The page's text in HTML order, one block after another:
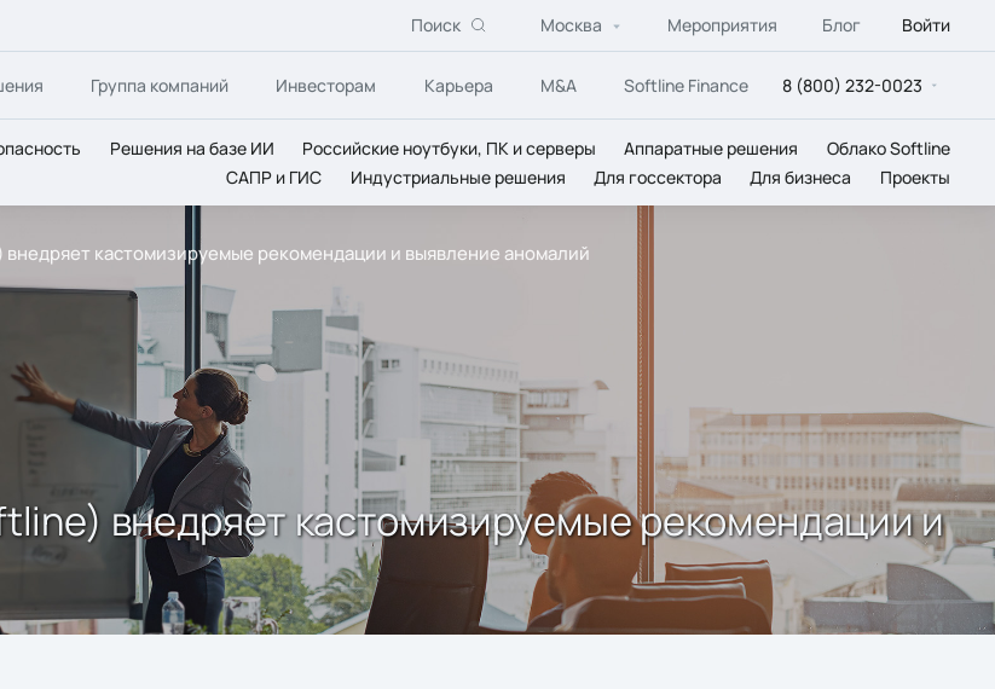
Поиск Москва Мероприятия Блог Войти
Группа компаний Инвесторам Карьера M&A Softline Finance 8 (800) 232-0023
Решения на базе ИИ Российские ноутбуки, ПК и серверы Аппаратные решения
Облако Softline
САПР и ГИС
Индустриальные решения Для госсектора Для бизнеса Проекты
кастомизируемые рекомендации и выявление аномалий
внедряет кастомизируемые рекомендации и